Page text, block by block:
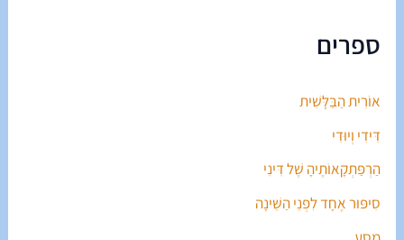
ספרים
אוֹרִית הַבַּלָּשִׁית
דִּידִי וְיוּדִי
הַרְפַּתְקָאוֹתֶיהָ שֶׁל דִּינִי
סִיפּוּר אֶחָד לִפְנֵי הַשֵּׁינָה